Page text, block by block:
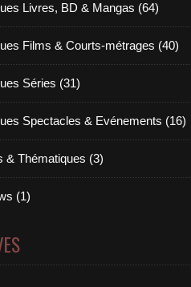
Livres, BD & Mangas (64)
Films & Courts-métrages (40)
Séries (31)
Spectacles & Evénements (16)
& Thématiques (3)
(1)